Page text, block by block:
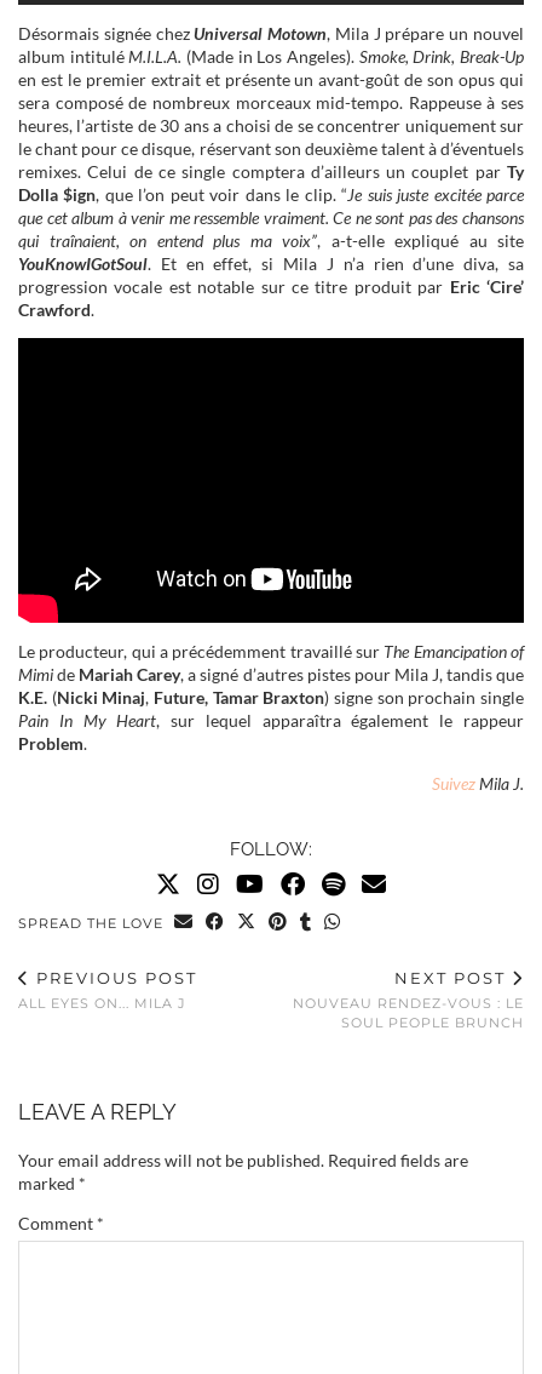
Désormais signée chezUniversal Motown, Mila J prépare un nouvel
album intituléM.I.L.A. (Made in Los Angeles). Smoke, Drink, Break-Up
en est le premier extrait et présente un avant-goût de son opus qui
sera composé de nombreux morceaux mid-tempo. Rappeuse à ses
heures, l’artiste de 30 ans a choisi de se concentrer uniquement sur
le chant pour ce disque, réservant son deuxième talent à d’éventuels
remixes. Celui de ce single comptera d’ailleurs un couplet par Ty
Dolla $ign, que l’on peut voir dans le clip. “Je suis juste excitée parce
que cet album à venir me ressemble vraiment. Ce ne sont pas des chansons
qui traînaient, on entend plus ma voix”, a-t-elle expliqué au site
YouKnowIGotSoul. Et en effet, si Mila J n’a rien d’une diva, sa
progression vocale est notable sur ce titre produit par Eric ‘Cire’
Crawford.
Le producteur, qui a précédemment travaillé sur The Emancipation of
Mimide Mariah Carey, a signé d’autres pistes pour Mila J, tandis que
K.E. (Nicki Minaj, Future, Tamar Braxton) signe son prochain single
Pain In My Heart, sur lequel apparaîtra également le rappeur
Problem.
SuivezMila J.
FOLLOW:
SPREAD THE LOVE
PREVIOUS POST
ALL EYES ON... MILA J
NEXT POST
NOUVEAU RENDEZ-VOUS : LE
SOUL PEOPLE BRUNCH
LEAVE A REPLY
Your email address will not be published. Required fields are
marked *
Comment *